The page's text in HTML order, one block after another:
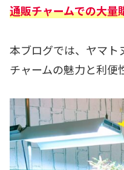
通販チャームでの大量
本ブログでは、ヤマト
チャームの魅力と利便